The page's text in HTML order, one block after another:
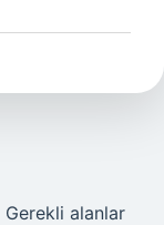
Gerekli alanlar